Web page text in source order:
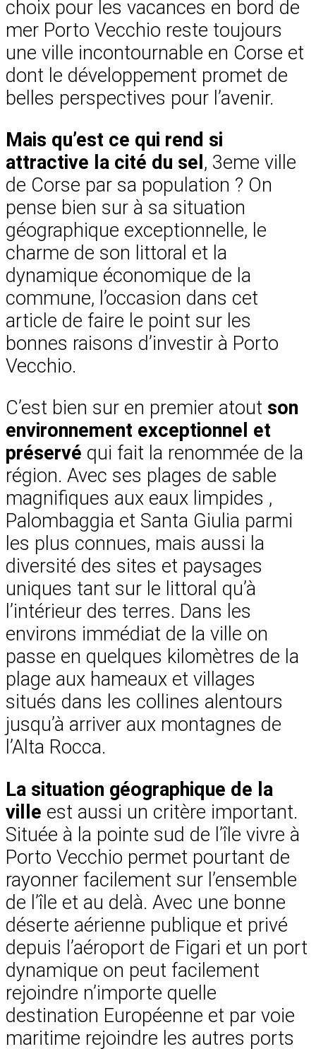
choix pour les vacances en bord de
mer Porto Vecchio reste toujours
une ville incontournable en Corse et
dont le développement promet de
belles perspectives pour l’avenir.
Mais qu’est ce qui rend si
attractive la cité du sel , 3eme ville
de Corse par sa population ? On
pense bien sur à sa situation
géographique exceptionnelle, le
charme de son littoral et la
dynamique économique de la
commune, l’occasion dans cet
article de faire le point sur les
bonnes raisons d’investir à Porto
Vecchio.
C’est bien sur en premier atout son
environnement exceptionnel et
préservé qui fait la renommée de la
région. Avec ses plages de sable
magnifiques aux eaux limpides ,
Palombaggia et Santa Giulia parmi
les plus connues, mais aussi la
diversité des sites et paysages
uniques tant sur le littoral qu’à
l’intérieur des terres. Dans les
environs immédiat de la ville on
passe en quelques kilomètres de la
plage aux hameaux et villages
situés dans les collines alentours
jusqu’à arriver aux montagnes de
l’Alta Rocca.
La situation géographique de la
ville est aussi un critère important.
Située à la pointe sud de l’île vivre à
Porto Vecchio permet pourtant de
rayonner facilement sur l’ensemble
de l’île et au delà. Avec une bonne
déserte aérienne publique et privé
depuis l’aéroport de Figari et un port
dynamique on peut facilement
rejoindre n’importe quelle
destination Européenne et par voie
maritime rejoindre les autres ports